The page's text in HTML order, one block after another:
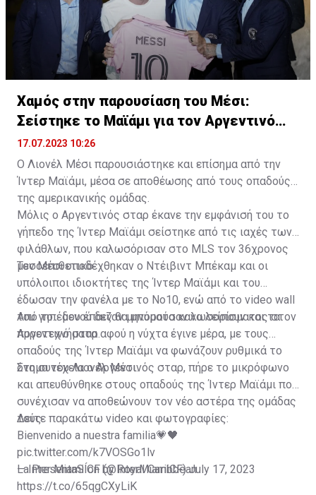
Χαμός στην παρουσίαση του Μέσι:
Σείστηκε το Μαϊάμι για τον Αργεντινό
σταρ
17.07.2023 10:26
Ο Λιονέλ Μέσι παρουσιάστηκε και επίσημα από την
Ίντερ Μαϊάμι, μέσα σε αποθέωσης από τους οπαδούς
της αμερικανικής ομάδας.
Μόλις ο Αργεντινός σταρ έκανε την εμφάνισή του το
γήπεδο της Ίντερ Μαϊάμι σείστηκε από τις ιαχές των
φιλάθλων, που καλωσόρισαν στο MLS τον 36χρονος
μεσοεπιθετικό.
Τον Μέσι υποδέχθηκαν ο Ντέιβιντ Μπέκαμ και οι
υπόλοιποι ιδιοκτήτες της Ίντερ Μαϊάμι και του
έδωσαν την φανέλα με το Νο10, ενώ από το video wall
του γηπέδου έπαιζαν μηνύματα καλωσορίσματος στον
Αργεντινό σταρ.
Από το... μενού δεν θα μπορούσαν να λείπουν και τα
πυροτεχνήματα αφού η νύχτα έγινε μέρα, με τους
οπαδούς της Ίντερ Μαϊάμι να φωνάζουν ρυθμικά το
όνομα του Λιονέλ Μέσι.
Στη συνέχεια ο Αργεντινός σταρ, πήρε το μικρόφωνο
και απευθύνθηκε στους οπαδούς της Ίντερ Μαϊάμι που
συνέχισαν να αποθεώνουν τον νέο αστέρα της ομάδας
τους.
Δείτε παρακάτω video και φωτογραφίες:
Bienvenido a nuestra familia💗🖤
pic.twitter.com/k7VOSGo1lv
— Inter Miami CF (@InterMiamiCF)July 17, 2023
La PresentaSÍon by Royal Caribbean
https://t.co/65qgCXyLiK